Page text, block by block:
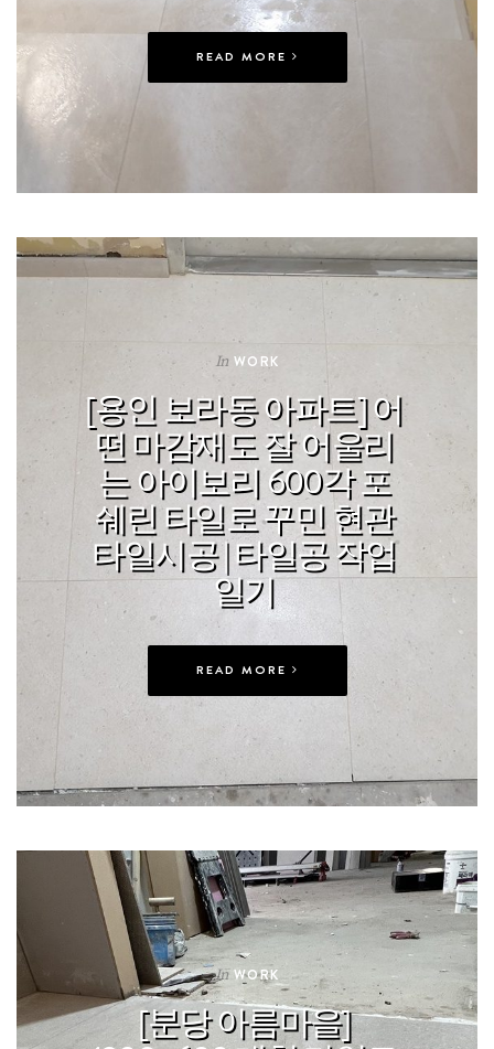
READ MORE
In WORK
[용인 보라동 아파트] 어
떤 마감재도 잘 어울리
는 아이보리 600각 포
쉐린 타일로 꾸민 현관
타일시공 | 타일공 작업
일기
READ MORE
In WORK
[분당 아름마을]